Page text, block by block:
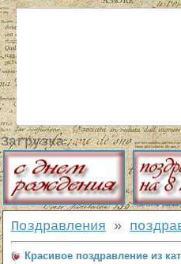
Загрузка...
Поздравления »
Красивое поздравление из